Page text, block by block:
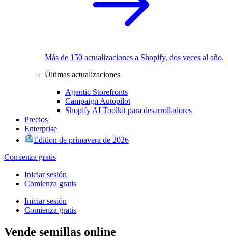
Más de 150 actualizaciones a Shopify, dos veces al año.
Últimas actualizaciones
Agentic Storefronts
Campaign Autopilot
Shopify AI Toolkit para desarrolladores
Precios
Enterprise
Edition de primavera de 2026
Comienza gratis
Iniciar sesión
Comienza gratis
Iniciar sesión
Comienza gratis
Vende semillas online